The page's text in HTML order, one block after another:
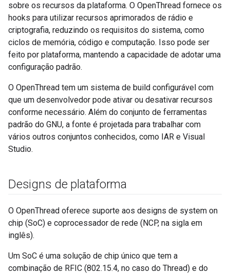
sobre os recursos da plataforma. O OpenThread fornece os
hooks para utilizar recursos aprimorados de rádio e
criptografia, reduzindo os requisitos do sistema, como
ciclos de memória, código e computação. Isso pode ser
feito por plataforma, mantendo a capacidade de adotar uma
configuração padrão.
O OpenThread tem um sistema de build configurável com
que um desenvolvedor pode ativar ou desativar recursos
conforme necessário. Além do conjunto de ferramentas
padrão do GNU, a fonte é projetada para trabalhar com
vários outros conjuntos conhecidos, como IAR e Visual
Studio.
Designs de plataforma
O OpenThread oferece suporte aos designs de system on
chip (SoC) e coprocessador de rede (NCP, na sigla em
inglês).
Um SoC é uma solução de chip único que tem a
combinação de RFIC (802.15.4, no caso do Thread) e do